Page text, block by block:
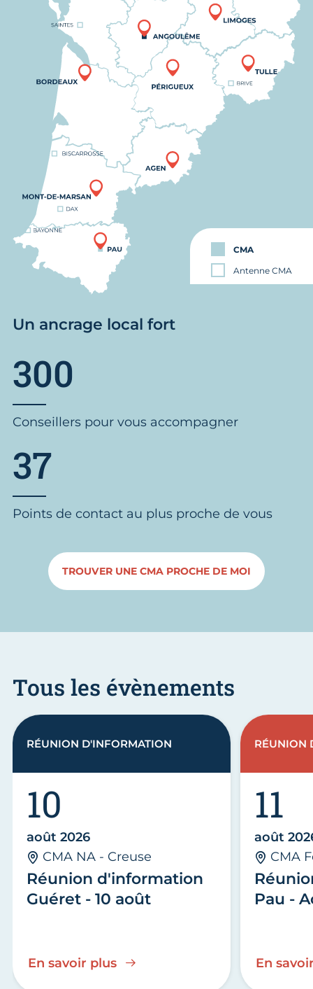
CMA
Antenne CMA
Un ancrage local fort
300
Conseillers pour vous accompagner
37
Points de contact au plus proche de vous
TROUVER UNE CMA PROCHE DE MOI
Tous les évènements
Réunion d'information
Guéret - 10 août
10
août 2026
CMA NA - Creuse
En savoir plus
RÉUNION D'INFORMATION
Pau -
11
août
CMA
En
RÉUNION